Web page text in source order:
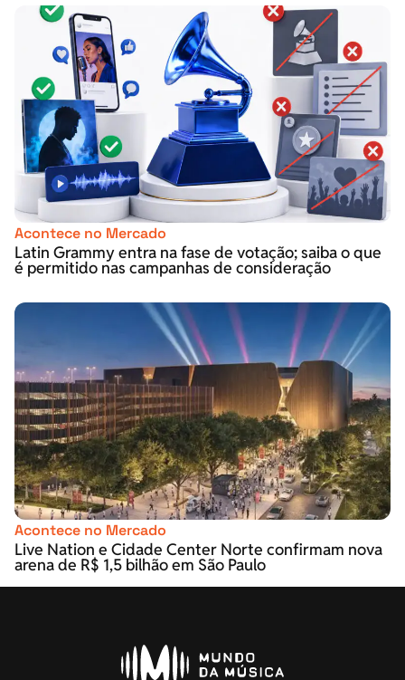
Acontece no Mercado
Latin Grammy entra na fase de votação; saiba o que
é permitido nas campanhas de consideração
Acontece no Mercado
Live Nation e Cidade Center Norte confirmam nova
arena de R$ 1,5 bilhão em São Paulo